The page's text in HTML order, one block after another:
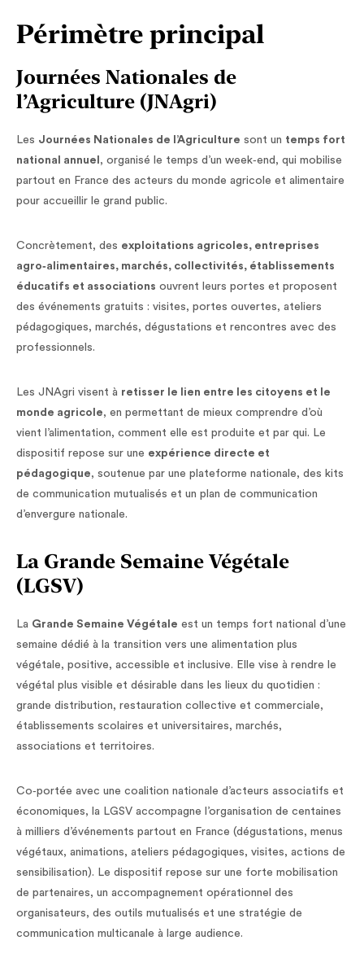
Périmètre principal
Journées Nationales de
l’Agriculture (JNAgri)
Les Journées Nationales de l’Agriculture sont un temps fort
national annuel , organisé le temps d’un week‑end, qui mobilise
partout en France des acteurs du monde agricole et alimentaire
pour accueillir le grand public.
Concrètement, des exploitations agricoles, entreprises
agro‑alimentaires, marchés, collectivités, établissements
éducatifs et associations ouvrent leurs portes et proposent
des événements gratuits : visites, portes ouvertes, ateliers
pédagogiques, marchés, dégustations et rencontres avec des
professionnels.
Les JNAgri visent à retisser le lien entre les citoyens et le
monde agricole, en permettant de mieux comprendre d’où
vient l’alimentation, comment elle est produite et par qui. Le
dispositif repose sur une expérience directe et
pédagogique, soutenue par une plateforme nationale, des kits
de communication mutualisés et un plan de communication
d’envergure nationale.
La Grande Semaine Végétale
(LGSV)
La Grande Semaine Végétale est un temps fort national d’une
semaine dédié à la transition vers une alimentation plus
végétale, positive, accessible et inclusive. Elle vise à rendre le
végétal plus visible et désirable dans les lieux du quotidien :
grande distribution, restauration collective et commerciale,
établissements scolaires et universitaires, marchés,
associations et territoires.
Co‑portée avec une coalition nationale d’acteurs associatifs et
économiques, la LGSV accompagne l’organisation de centaines
à milliers d’événements partout en France (dégustations, menus
végétaux, animations, ateliers pédagogiques, visites, actions de
sensibilisation). Le dispositif repose sur une forte mobilisation
de partenaires, un accompagnement opérationnel des
organisateurs, des outils mutualisés et une stratégie de
communication multicanale à large audience.